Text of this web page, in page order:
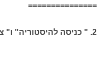
===============
2. " כניסה להיסטוריה" ו" ציונות שפויה"